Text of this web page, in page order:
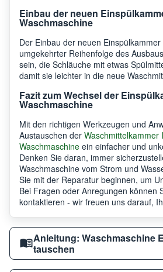
Einbau der neuen
Waschmaschine
Der Einbau der neuen
umgekehrter Reihenfolge des
sein, die Schläuche mit etwas
damit sie leichter in die neue
Fazit zum Wechsel der
Waschmaschine
Mit den richtigen Werkzeugen und
Austauschen der Waschmittelkammer
Waschmaschine ein einfacher und
Denken Sie daran, immer
Waschmaschine vom Strom und
Sie mit der Reparatur beginnen, um
Bei Fragen oder Anregungen können
kontaktieren - wir freuen uns darauf,
Anleitung: Waschmaschine
tauschen